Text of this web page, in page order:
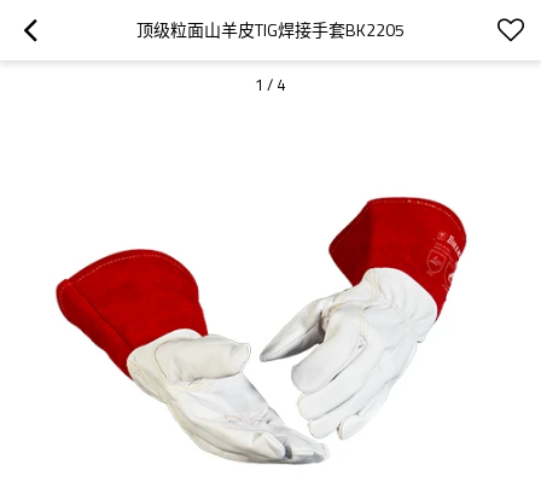
顶级粒面山羊皮TIG焊接手套BK2205
1 / 4